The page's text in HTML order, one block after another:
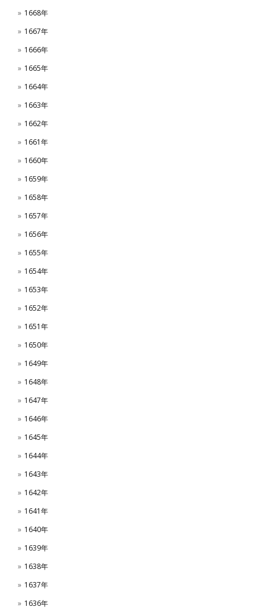
1668年
1667年
1666年
1665年
1664年
1663年
1662年
1661年
1660年
1659年
1658年
1657年
1656年
1655年
1654年
1653年
1652年
1651年
1650年
1649年
1648年
1647年
1646年
1645年
1644年
1643年
1642年
1641年
1640年
1639年
1638年
1637年
1636年